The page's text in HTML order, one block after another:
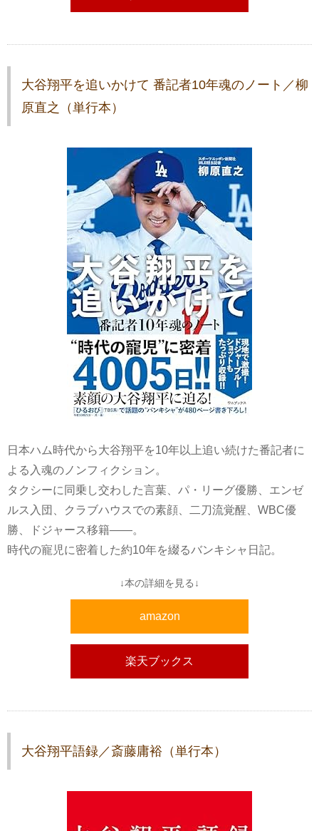
大谷翔平を追いかけて 番記者10年魂のノート／柳
原直之（単行本）
日本ハム時代から大谷翔平を10年以上追い続けた番記者に
よる入魂のノンフィクション。
タクシーに同乗し交わした言葉、パ・リーグ優勝、エンゼ
ルス入団、クラブハウスでの素顔、二刀流覚醒、WBC優
勝、ドジャース移籍――。
時代の寵児に密着した約10年を綴るバンキシャ日記。
↓本の詳細を見る↓
amazon
楽天ブックス
大谷翔平語録／斎藤庸裕（単行本）